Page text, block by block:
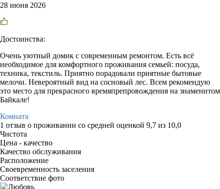
28 июня 2026
Достоинства:
Очень уютный домик с современным ремонтом. Есть всё
необходимое для комфортного проживания семьей: посуда,
техника, текстиль. Приятно порадовали приятные бытовые
мелочи. Невероятный вид на сосновый лес. Всем рекомендую
это место для прекрасного времяпрепровождения на знаменитом
Байкале!
Комната
1 отзыв о проживании со средней оценкой 9,7 из 10,0
Чистота
Цена - качество
Качество обслуживания
Расположение
Своевременность заселения
Соответствие фото